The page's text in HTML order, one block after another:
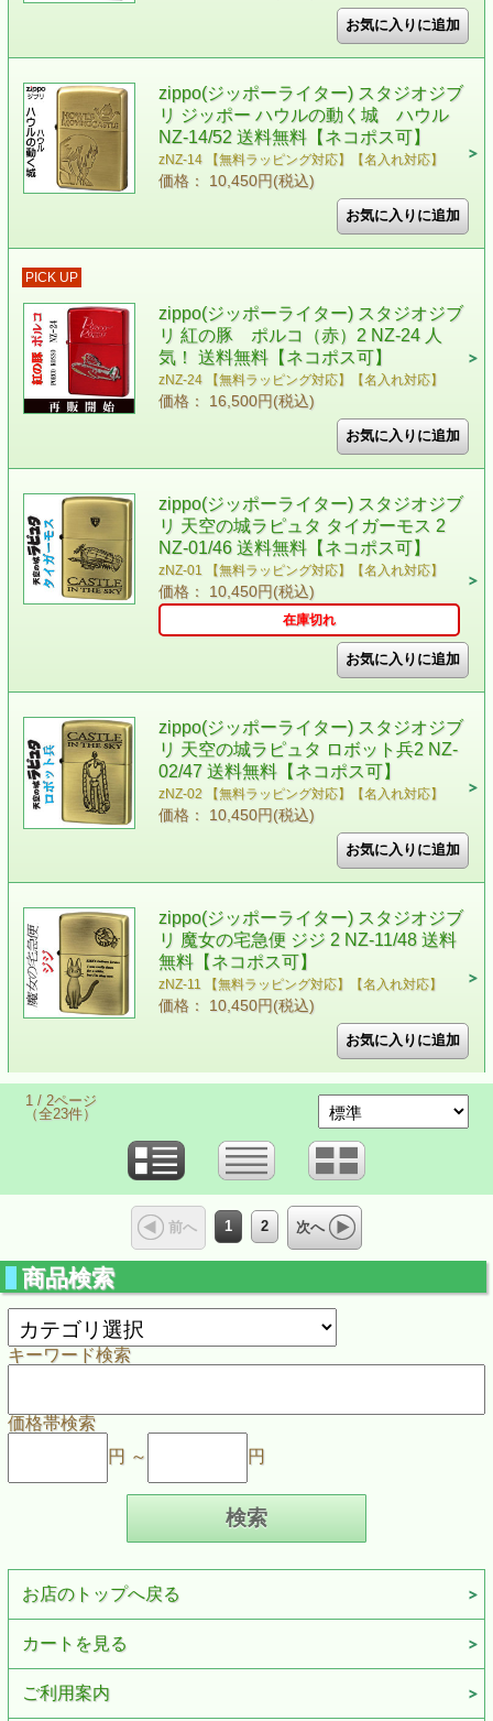
zippo(ジッポーライター) スタジオジブ
リ ジッポー ハウルの動く城 ハウル
NZ-14/52 送料無料【ネコポス可】
zNZ-14 【無料ラッピング対応】【名入れ対応】
価格： 10,450円(税込)
PICK UP
zippo(ジッポーライター) スタジオジブ
リ 紅の豚 ポルコ（赤）2 NZ-24 人
気！ 送料無料【ネコポス可】
zNZ-24 【無料ラッピング対応】【名入れ対応】
価格： 16,500円(税込)
zippo(ジッポーライター) スタジオジブ
リ 天空の城ラピュタ タイガーモス 2
NZ-01/46 送料無料【ネコポス可】
zNZ-01 【無料ラッピング対応】【名入れ対応】
価格： 10,450円(税込)
在庫切れ
zippo(ジッポーライター) スタジオジブ
リ 天空の城ラピュタ ロボット兵2 NZ-
02/47 送料無料【ネコポス可】
zNZ-02 【無料ラッピング対応】【名入れ対応】
価格： 10,450円(税込)
zippo(ジッポーライター) スタジオジブ
リ 魔女の宅急便 ジジ 2 NZ-11/48 送料
無料【ネコポス可】
zNZ-11 【無料ラッピング対応】【名入れ対応】
価格： 10,450円(税込)
1 / 2ページ
（全23件）
前へ 1 2 次へ
商品検索
キーワード検索
価格帯検索
円 ～
円
お店のトップへ戻る
カートを見る
ご利用案内